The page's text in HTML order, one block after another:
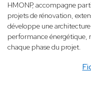
HMONP, accompagne
projets de rénovation,
développe une
performance énergétique,
chaque phase du projet.